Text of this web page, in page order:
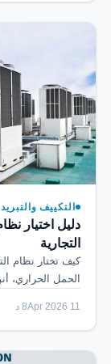
التكييف والتبريد
دليل اختيار
التجارية
كيف تختار نظام
الحمل الحراري،
11 Apr 2026 8 د